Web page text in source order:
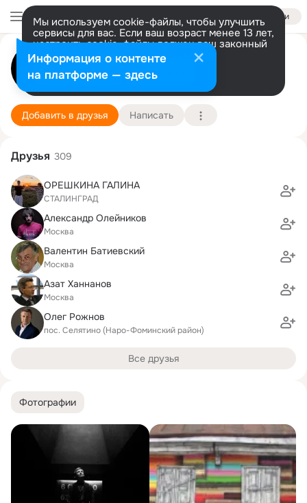
Войти
Мы используем cookie-файлы, чтобы улучшить
сервисы для вас. Если ваш возраст менее 13 лет,
настроить cookie-файлы должен ваш законный
представитель. Больше информации
Разрешить все Настроить
Константин Андреев
Москва 8 февраля Подробнее
Добавить в друзья Написать
Фотографии
Друзья 309
ОРЕШКИНА ГАЛИНА
СТАЛИНГРАД
Александр Олейников
Москва
Валентин Батиевский
Москва
Азат Ханнанов
Москва
Олег Рожнов
пос. Селятино (Наро-Фоминский район)
Все друзья
Информация о контенте
на платформе — здесь